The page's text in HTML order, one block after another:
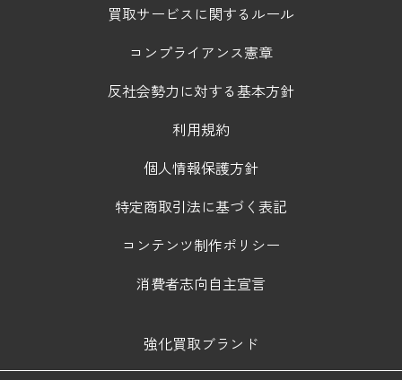
買取サービスに関するルール
コンプライアンス憲章
反社会勢力に対する基本方針
利用規約
個人情報保護方針
特定商取引法に基づく表記
コンテンツ制作ポリシー
消費者志向自主宣言
強化買取ブランド